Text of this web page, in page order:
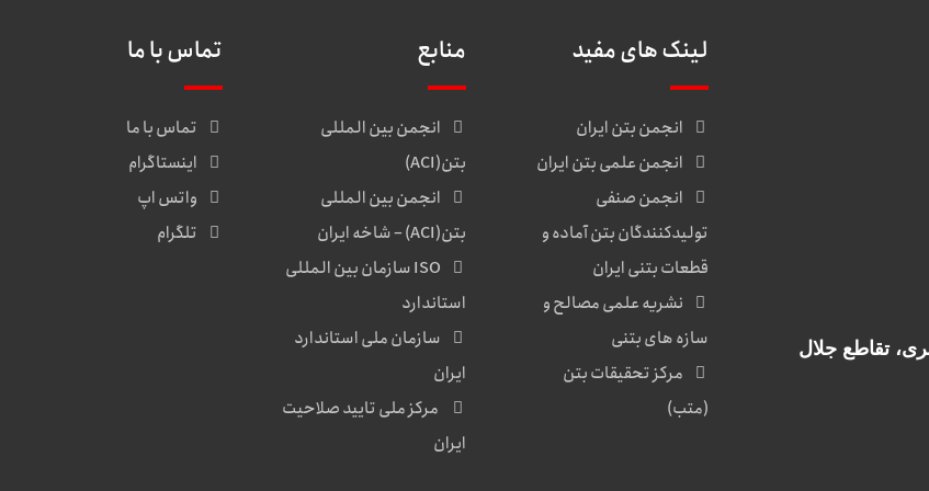
لینک های مفید
انجمن بتن ایران
انجمن علمی بتن ایران
انجمن صنفی
تولیدکنندگان بتن آماده و
قطعات بتنی ایران
نشریه علمی مصالح و
سازه های بتنی
مرکز تحقیقات بتن
(متب)
منابع
انجمن بین المللی
بتن(ACI)
انجمن بین المللی
بتن(ACI) – شاخه ایران
ISO سازمان بین المللی
استاندارد
سازمان ملی استاندارد
ایران
مرکز ملی تایید صلاحیت
ایران
تماس با ما
تماس با ما
اینستاگرام
واتس اپ
تلگرام